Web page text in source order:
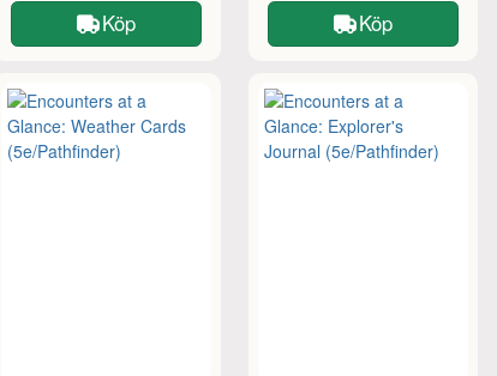
Köp Köp